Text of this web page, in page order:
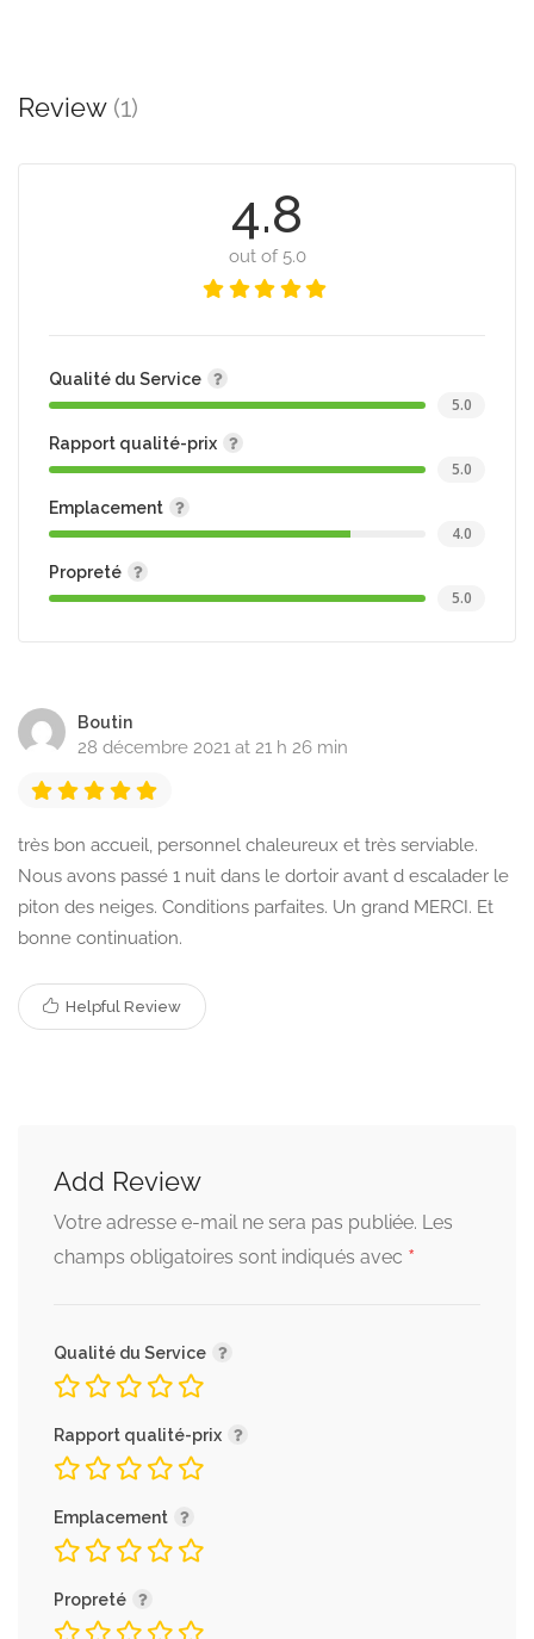
Review (1)
4.8
out of 5.0
Qualité du Service
5.0
Rapport qualité-prix
5.0
Emplacement
4.0
Propreté
5.0
Boutin
28 décembre 2021 at 21 h 26 min
très bon accueil, personnel chaleureux et très serviable.
Nous avons passé 1 nuit dans le dortoir avant d escalader le
piton des neiges. Conditions parfaites. Un grand MERCI. Et
bonne continuation.
Helpful Review
Add Review
Votre adresse e-mail ne sera pas publiée. Les
champs obligatoires sont indiqués avec *
Qualité du Service
Rapport qualité-prix
Emplacement
Propreté